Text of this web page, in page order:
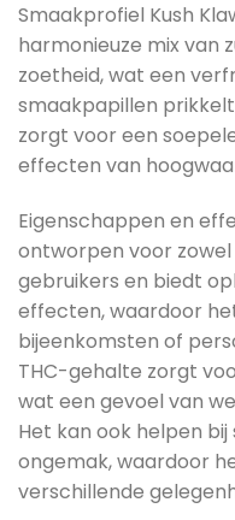
Smaakprofiel Kush
harmonieuze mix van
zoetheid, wat een
smaakpapillen
zorgt voor een
effecten van
Eigenschappen en
ontworpen voor
gebruikers en biedt
effecten, waardoor
bijeenkomsten of
THC-gehalte zorgt
wat een gevoel van
Het kan ook helpen
ongemak, waardoor
verschillende